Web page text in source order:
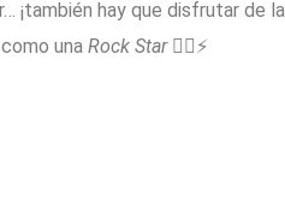
¡también hay que disfrutar de la
una Rock Star🏃‍♂️⚡